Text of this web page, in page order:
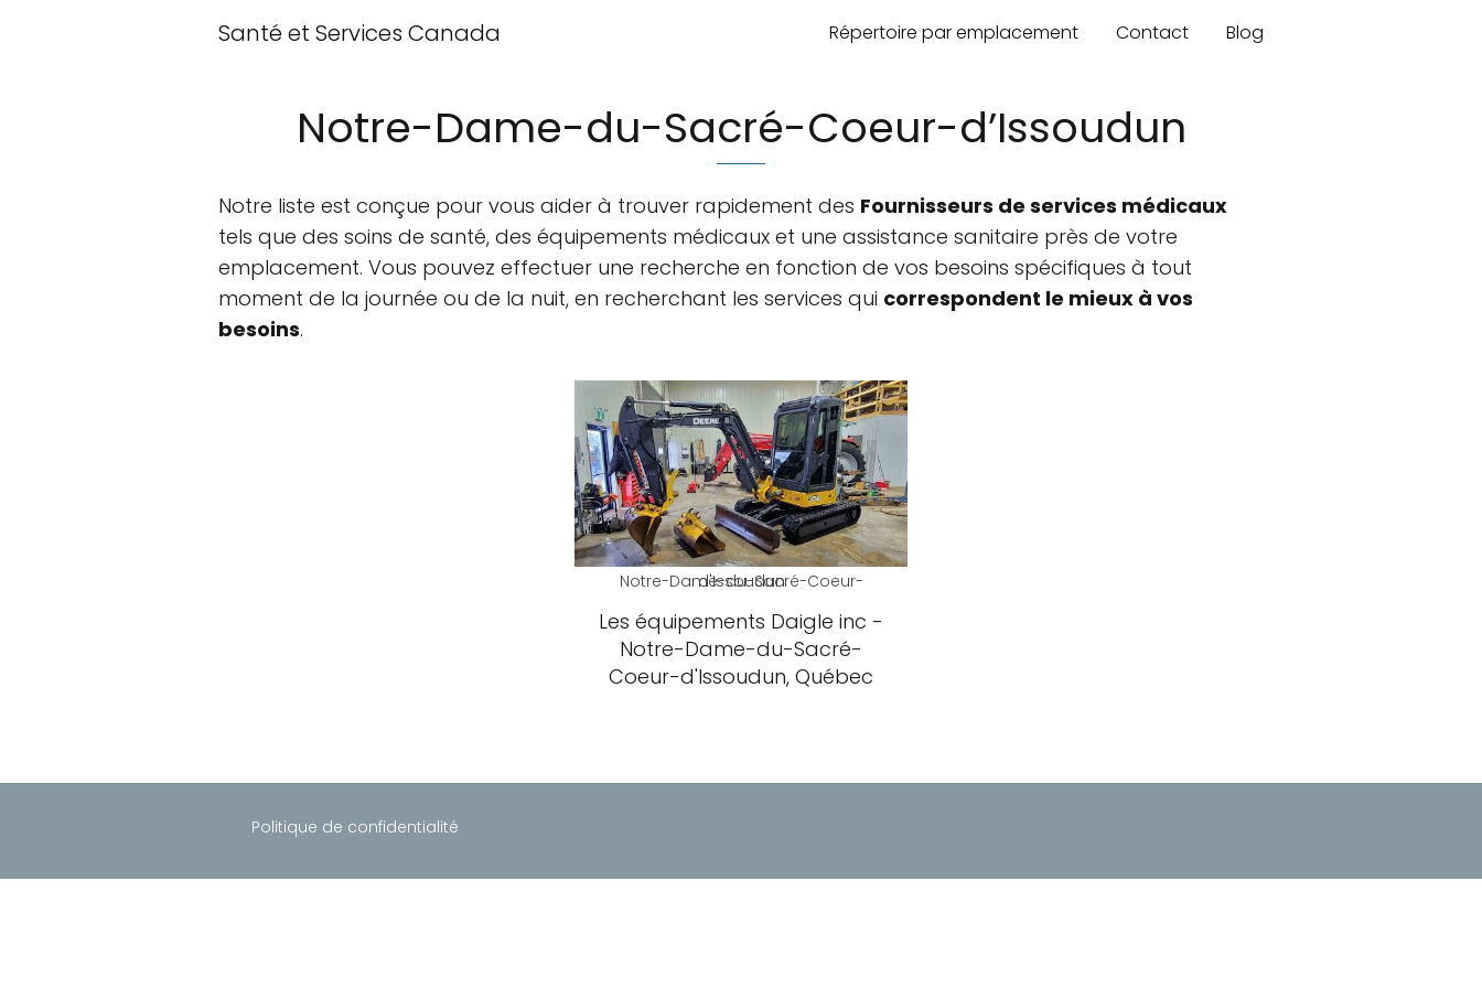
Santé et Services Canada Répertoire par emplacement Contact Blog
Notre-Dame-du-Sacré-Coeur-d’Issoudun
Notre liste est conçue pour vous aider à trouver rapidement des Fournisseurs de services médicaux
tels que des soins de santé, des équipements médicaux et une assistance sanitaire près de votre
emplacement. Vous pouvez effectuer une recherche en fonction de vos besoins spécifiques à tout
moment de la journée ou de la nuit, en recherchant les services qui correspondent le mieux à vos
besoins.
Notre-Dame-du-Sacré-Coeur-d'Issoudun
Les équipements Daigle inc -
Notre-Dame-du-Sacré-
Coeur-d'Issoudun, Québec
Politique de confidentialité